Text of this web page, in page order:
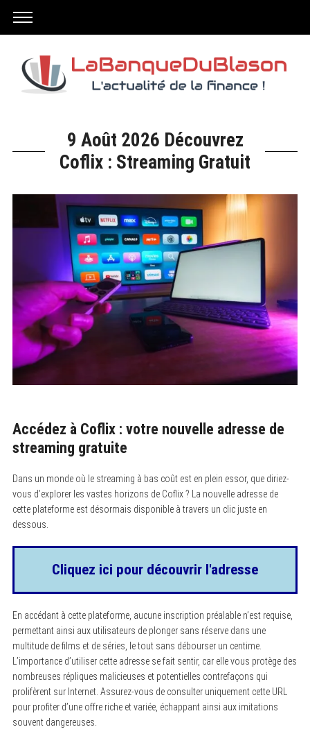
9 Août 2026 Découvrez
Coflix : Streaming Gratuit
Accédez à Coflix : votre nouvelle adresse de
streaming gratuite
Dans un monde où le streaming à bas coût est en plein essor, que diriez-
vous d’explorer les vastes horizons de Coflix ? La nouvelle adresse de
cette plateforme est désormais disponible à travers un clic juste en
dessous.
Cliquez ici pour découvrir l'adresse
En accédant à cette plateforme, aucune inscription préalable n’est requise,
permettant ainsi aux utilisateurs de plonger sans réserve dans une
multitude de films et de séries, le tout sans débourser un centime.
L’importance d’utiliser cette adresse se fait sentir, car elle vous protège des
nombreuses répliques malicieuses et potentielles contrefaçons qui
prolifèrent sur Internet. Assurez-vous de consulter uniquement cette URL
pour profiter d’une offre riche et variée, échappant ainsi aux imitations
souvent dangereuses.